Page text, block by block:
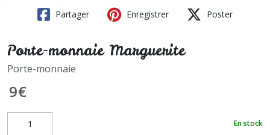
Partager Enregistrer Poster
Porte-monnaie Marguerite
Porte-monnaie
9€
En stock